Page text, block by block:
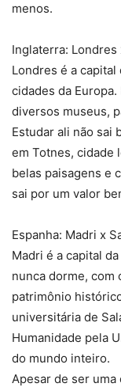
menos.
Inglaterra: Londres
Londres é a
cidades da
diversos museus,
Estudar ali não sai
em Totnes, cidade
belas paisagens e
sai por um valor
Espanha: Madri x
Madri é a capital
nunca dorme, com
patrimônio
universitária de
Humanidade pela
do mundo inteiro.
Apesar de ser